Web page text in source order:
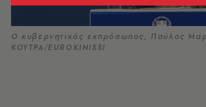
Ο κυβερνητικός εκπρόσωπος, Παύλος
ΚΟΥΤΡΑ/EUROKINISSI